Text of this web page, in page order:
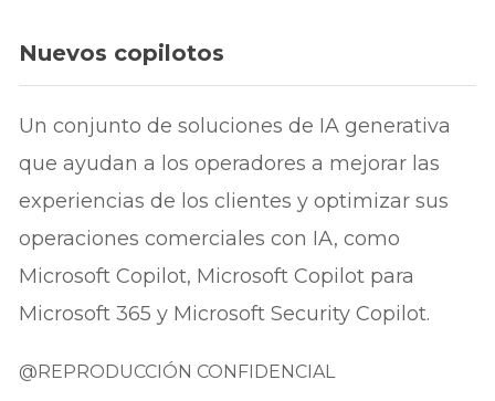
Nuevos copilotos
Un conjunto de soluciones de IA generativa
que ayudan a los operadores a mejorar las
experiencias de los clientes y optimizar sus
operaciones comerciales con IA, como
Microsoft Copilot, Microsoft Copilot para
Microsoft 365 y Microsoft Security Copilot.
@REPRODUCCIÓN CONFIDENCIAL